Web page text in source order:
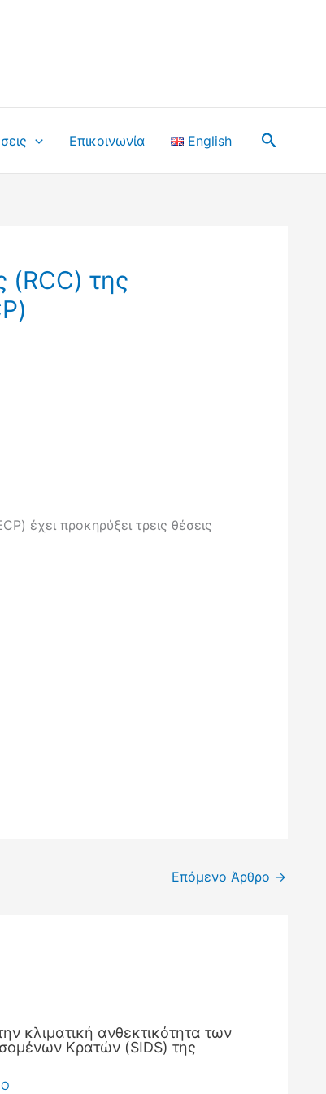
Επικοινωνία English
(RCC) της
έχει προκηρύξει τρεις θέσεις
Επόμενο Άρθρο →
κλιματική ανθεκτικότητα των
Κρατών (SIDS) της